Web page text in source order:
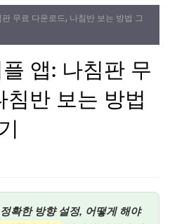
무료 다운로드, 나침반 보는 방법 그
앱: 나침판 무
침반 보는 방법
확한 방향 설정, 어떻게 해야